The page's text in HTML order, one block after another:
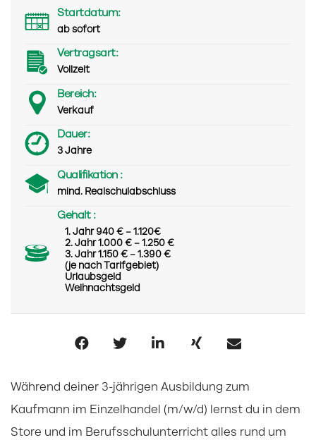
Startdatum:
ab sofort
Vertragsart:
Vollzeit
Bereich:
Verkauf
Dauer:
3 Jahre
Qualifikation :
mind. Realschulabschluss
Gehalt :
1. Jahr 940 € – 1.120€
2. Jahr 1.000 € – 1.250 €
3. Jahr 1.150 € – 1.390 €
(je nach Tarifgebiet)
Urlaubsgeld
Weihnachtsgeld
Während deiner 3-jährigen Ausbildung zum
Kaufmann im Einzelhandel (m/w/d) lernst du in dem
Store und im Berufsschulunterricht alles rund um